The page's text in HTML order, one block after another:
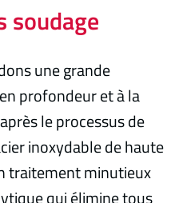
soudage
une grande
profondeur et à la
le processus de
inoxydable de haute
traitement minutieux
qui élimine tous